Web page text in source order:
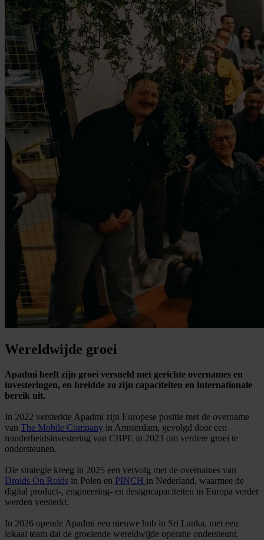
Wereldwijde groei
Apadmi heeft zijn groei versneld met gerichte overnames en
investeringen, en breidde zo zijn capaciteiten en internationale
bereik uit.
In 2022 versterkte Apadmi zijn Europese positie met de overname
van The Mobile Company in Amsterdam, gevolgd door een
minderheidsinvestering van CBPE in 2023 om verdere groei te
ondersteunen.
Die strategie kreeg in 2025 een vervolg met de overnames van
Droids On Roids in Polen en PINCH in Nederland, waarmee de
digital product-, engineering- en designcapaciteiten in Europa verder
werden versterkt.
In 2026 opende Apadmi een nieuwe hub in Sri Lanka, met een
lokaal team dat de groeiende wereldwijde operatie ondersteunt.